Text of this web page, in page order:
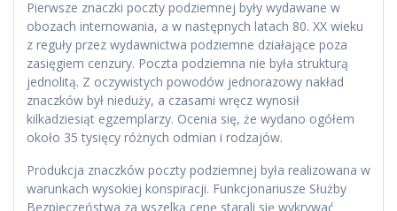
Pierwsze znaczki poczty podziemnej były wydawane w
obozach internowania, a w następnych latach 80. XX wieku
z reguły przez wydawnictwa podziemne działające poza
zasięgiem cenzury. Poczta podziemna nie była strukturą
jednolitą. Z oczywistych powodów jednorazowy nakład
znaczków był nieduży, a czasami wręcz wynosił
kilkadziesiąt egzemplarzy. Ocenia się, że wydano ogółem
około 35 tysięcy różnych odmian i rodzajów.
Produkcja znaczków poczty podziemnej była realizowana w
warunkach wysokiej konspiracji. Funkcjonariusze Służby
Bezpieczeństwa za wszelką cenę starali się wykrywać